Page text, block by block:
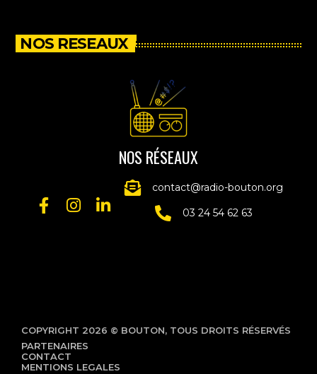
NOS RESEAUX
NOS RÉSEAUX
contact@radio-bouton.org
03 24 54 62 63
COPYRIGHT 2026 © BOUTON, TOUS DROITS RÉSERVÉS
PARTENAIRES
CONTACT
MENTIONS LEGALES